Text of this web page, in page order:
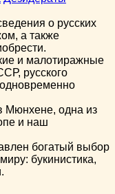
о русских
а также
и малотиражные
русского
Мюнхене, одна из
и наш
богатый выбор
букинистика,